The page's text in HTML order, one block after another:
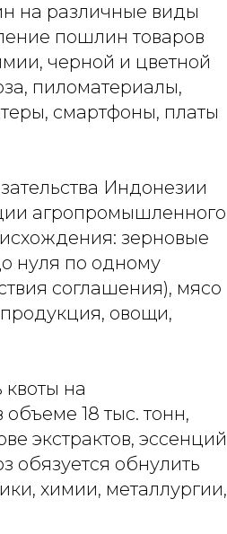
на различные виды
пошлин товаров
черной и цветной
пиломатериалы,
смартфоны, платы
Индонезии
агропромышленного
зерновые
нуля по одному
соглашения), мясо
овощи,
квоты на
18 тыс. тонн,
экстрактов, эссенций
обязуется обнулить
химии, металлургии,